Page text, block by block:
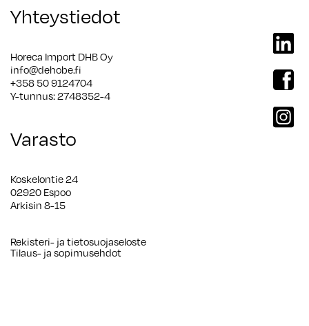
Yhteystiedot
Horeca Import DHB Oy
info@dehobe.fi
+358 50 9124704
Y-tunnus: 2748352-4
Varasto
Koskelontie 24
02920 Espoo
Arkisin 8-15
Rekisteri- ja tietosuojaseloste
Tilaus- ja sopimusehdot
linkedin